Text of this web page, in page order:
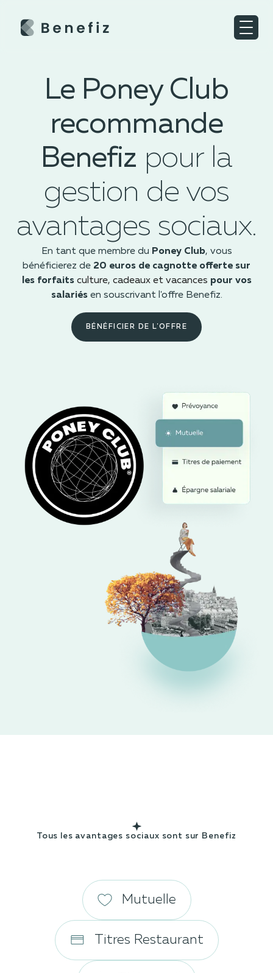
Le Poney Club
recommande
Benefiz pour la
gestion de vos
avantages sociaux.
En tant que membre du Poney Club, vous
bénéficierez de 20 euros de cagnotte offerte sur
les forfaits culture, cadeaux et vacances pour vos
salariés en souscrivant l'offre Benefiz.
BÉNÉFICIER DE L'OFFRE
Tous les avantages sociaux sont sur Benefiz
Mutuelle
Titres Restaurant